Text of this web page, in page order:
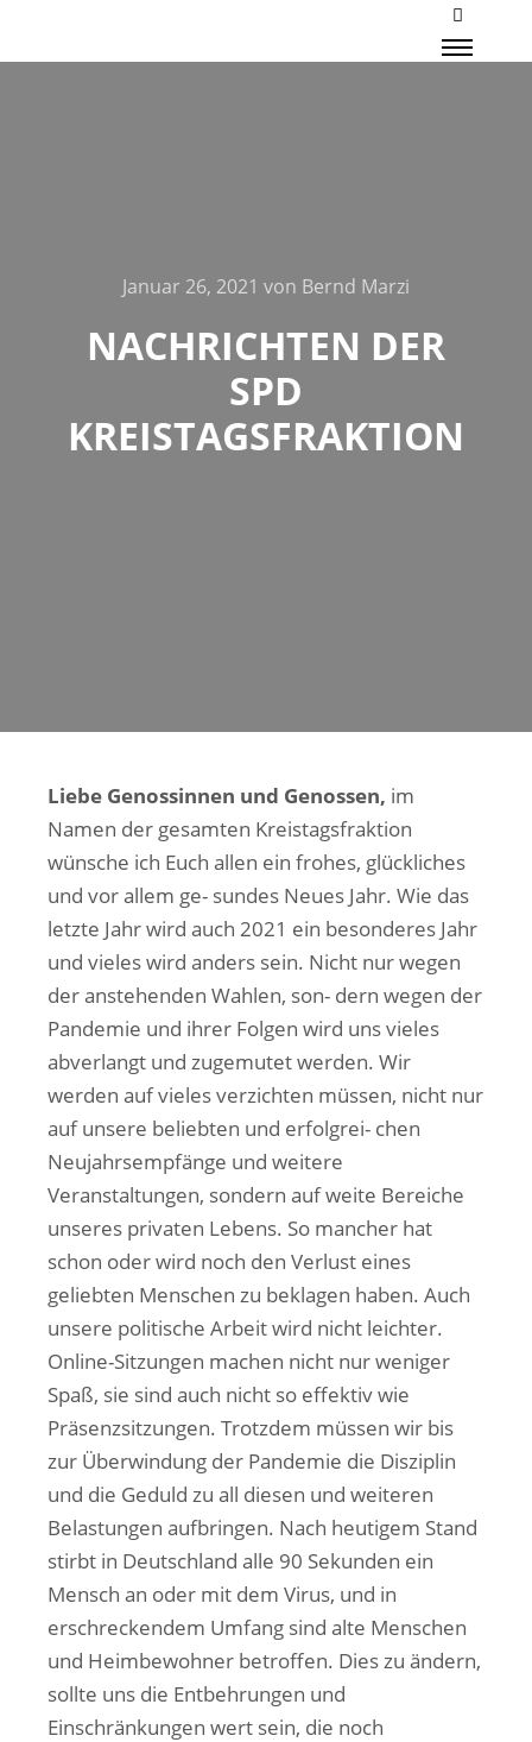
Mehr
Januar 26, 2021 von Bernd Marzi
NACHRICHTEN DER
SPD
KREISTAGSFRAKTION
Liebe Genossinnen und Genossen, im
Namen der gesamten Kreistagsfraktion
wünsche ich Euch allen ein frohes, glückliches
und vor allem ge- sundes Neues Jahr. Wie das
letzte Jahr wird auch 2021 ein besonderes Jahr
und vieles wird anders sein. Nicht nur wegen
der anstehenden Wahlen, son- dern wegen der
Pandemie und ihrer Folgen wird uns vieles
abverlangt und zugemutet werden. Wir
werden auf vieles verzichten müssen, nicht nur
auf unsere beliebten und erfolgrei- chen
Neujahrsempfänge und weitere
Veranstaltungen, sondern auf weite Bereiche
unseres privaten Lebens. So mancher hat
schon oder wird noch den Verlust eines
geliebten Menschen zu beklagen haben. Auch
unsere politische Arbeit wird nicht leichter.
Online-Sitzungen machen nicht nur weniger
Spaß, sie sind auch nicht so effektiv wie
Präsenzsitzungen. Trotzdem müssen wir bis
zur Überwindung der Pandemie die Disziplin
und die Geduld zu all diesen und weiteren
Belastungen aufbringen. Nach heutigem Stand
stirbt in Deutschland alle 90 Sekunden ein
Mensch an oder mit dem Virus, und in
erschreckendem Umfang sind alte Menschen
und Heimbewohner betroffen. Dies zu ändern,
sollte uns die Entbehrungen und
Einschränkungen wert sein, die noch